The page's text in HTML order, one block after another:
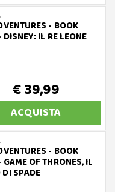
- BOOK
IL RE LEONE
€ 39,99
ACQUISTA
- BOOK
OF THRONES, IL
SPADE